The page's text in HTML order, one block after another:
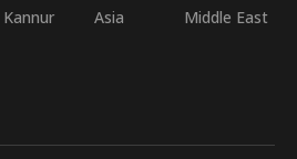
Kannur Asia
Middle East